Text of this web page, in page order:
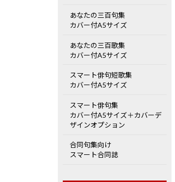
あなたの三百句集
カバー付A5サイズ
あなたの三百歌集
カバー付A5サイズ
スマート俳句短歌集
カバー付A5サイズ
スマート俳句集
カバー付A5サイズ＋カバーデ
ザインオプション
合同句集向け
スマート合同誌